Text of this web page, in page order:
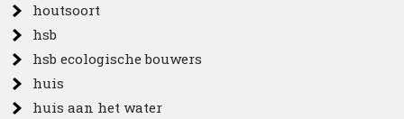
houtsoort
hsb
hsb ecologische bouwers
huis
huis aan het water